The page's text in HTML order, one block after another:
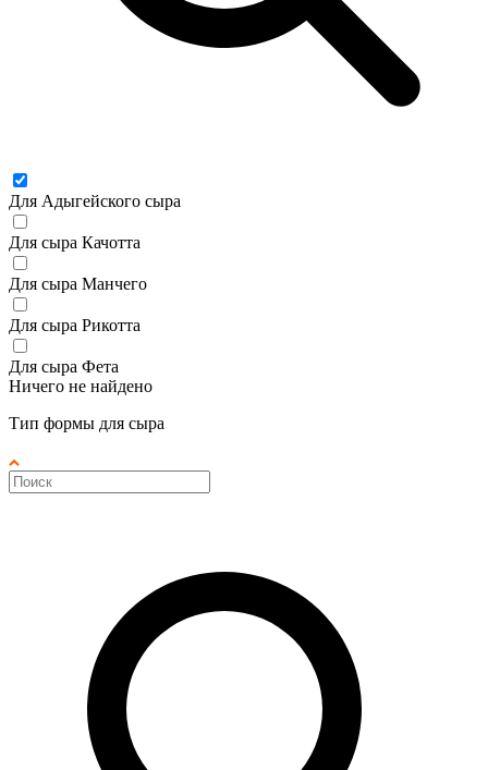
Для Адыгейского сыра
Для сыра Качотта
Для сыра Манчего
Для сыра Рикотта
Для сыра Фета
Ничего не найдено
Тип формы для сыра